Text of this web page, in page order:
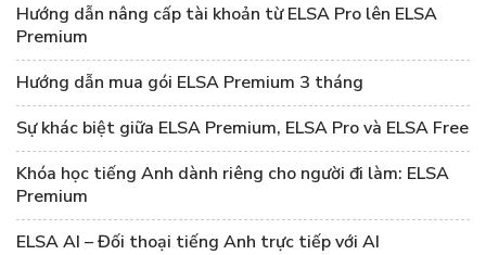
Hướng dẫn nâng cấp tài khoản từ ELSA Pro lên ELSA
Premium
Hướng dẫn mua gói ELSA Premium 3 tháng
Sự khác biệt giữa ELSA Premium, ELSA Pro và ELSA Free
Khóa học tiếng Anh dành riêng cho người đi làm: ELSA
Premium
ELSA AI – Đối thoại tiếng Anh trực tiếp với AI